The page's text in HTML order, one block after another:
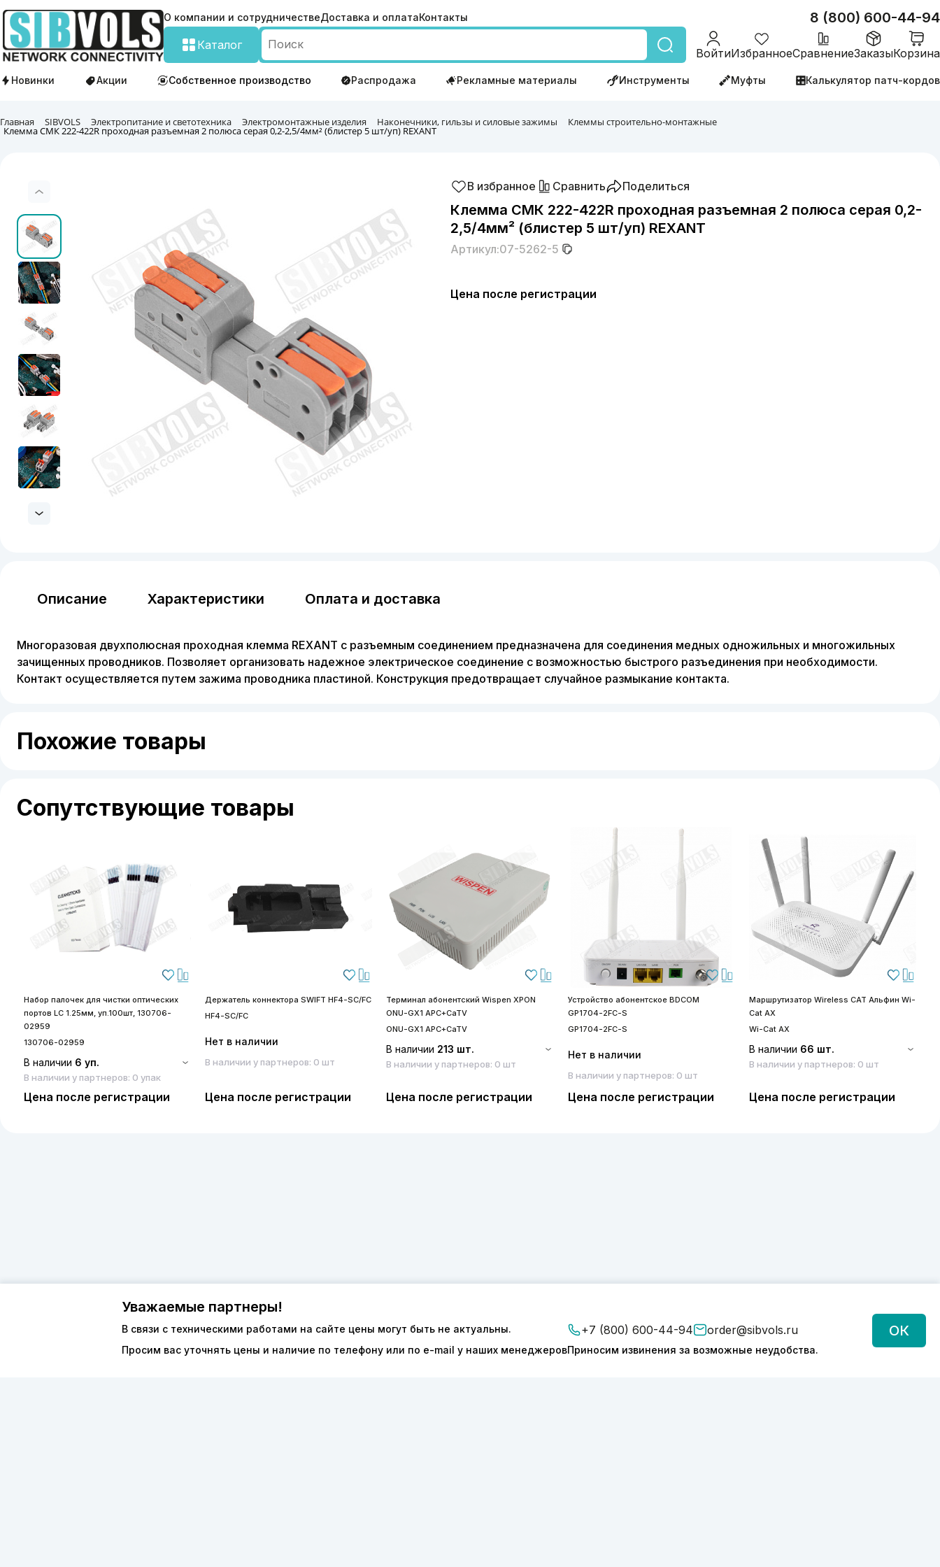
О компании и сотрудничествеДоставка и оплатаКонтакты 8 (800) 600-44-94
Каталог
ВойтиИзбранноеСравнениеЗаказыКорзина
Новинки Акции Собственное производство Распродажа Рекламные материалы Инструменты Муфты Калькулятор патч-кордов
Главная SIBVOLS Электропитание и светотехника Электромонтажные изделия Наконечники, гильзы и силовые зажимы Клеммы строительно-монтажные
Клемма СМК 222-422R проходная разъемная 2 полюса серая 0,2-2,5/4мм² (блистер 5 шт/уп) REXANT
В избранное Сравнить Поделиться
Клемма СМК 222-422R проходная разъемная 2 полюса серая 0,2-
2,5/4мм² (блистер 5 шт/уп) REXANT
Артикул:07-5262-5
Цена после регистрации
Описание Характеристики Оплата и доставка
Многоразовая двухполюсная проходная клемма REXANT с разъемным соединением предназначена для соединения медных одножильных и многожильных
зачищенных проводников. Позволяет организовать надежное электрическое соединение с возможностью быстрого разъединения при необходимости.
Контакт осуществляется путем зажима проводника пластиной. Конструкция предотвращает случайное размыкание контакта.
Похожие товары
Сопутствующие товары
Набор палочек для чистки оптических
портов LC 1.25мм, уп.100шт, 130706-
02959
130706-02959
В наличии 6 уп.
В наличии у партнеров: 0 упак
Цена после регистрации
Держатель коннектора SWIFT HF4-SC/FC
HF4-SC/FC
Нет в наличии
В наличии у партнеров: 0 шт
Цена после регистрации
Терминал абонентский Wispen XPON
ONU-GX1 APC+CaTV
ONU-GX1 APC+CaTV
В наличии 213 шт.
В наличии у партнеров: 0 шт
Цена после регистрации
Устройство абонентское BDCOM
GP1704-2FC-S
GP1704-2FC-S
Нет в наличии
В наличии у партнеров: 0 шт
Цена после регистрации
Маршрутизатор Wireless CAT Альфин Wi-
Cat AX
Wi-Cat AX
В наличии 66 шт.
В наличии у партнеров: 0 шт
Цена после регистрации
Уважаемые партнеры!
В связи с техническими работами на сайте цены могут быть не актуальны.
Просим вас уточнять цены и наличие по телефону или по e-mail у наших менеджеров
+7 (800) 600-44-94 order@sibvols.ru
Приносим извинения за возможные неудобства.
ОК